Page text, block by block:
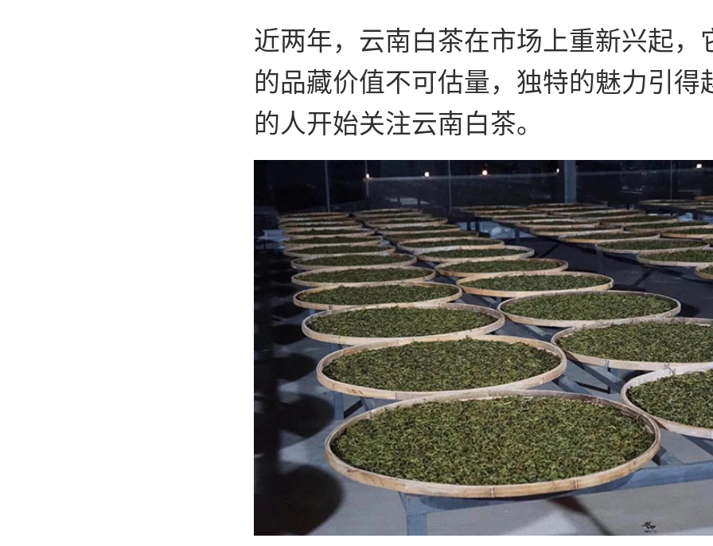
近两年，云南白茶在市场上重新兴起，
的品藏价值不可估量，独特的魅力引得
的人开始关注云南白茶。